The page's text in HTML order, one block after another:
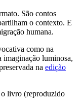
São contos
o contexto. E
humana.
como na
imaginação luminosa,
na edição
o livro (reproduzido